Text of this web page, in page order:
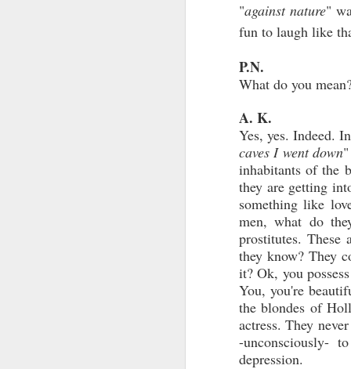
"against nature"
fun to laugh like
P.N.
What do you
A. K.
Yes, yes. Indeed.
caves I went down
inhabitants of the
they are getting
something like
men, what do
prostitutes. These
they know? They
it? Ok, you
You, you're
the blondes of
actress. They
-unconsciously-
depression.